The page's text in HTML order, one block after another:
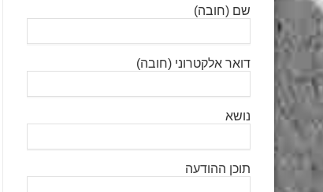
שם (חובה)
דואר אלקטרוני (חובה)
נושא
תוכן ההודעה